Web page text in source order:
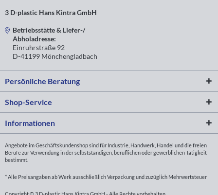
3 D-plastic Hans Kintra GmbH
Betriebsstätte & Liefer-/
Abholadresse:
Einruhrstraße 92
D-41199 Mönchengladbach
Persönliche Beratung
Shop-Service
Informationen
Angebote im Geschäftskundenshop sind für Industrie, Handwerk, Handel und die freien
Berufe zur Verwendung in der selbstständigen, beruflichen oder gewerblichen Tätigkeit
bestimmt.
* Alle Preisangaben ab Werk ausschließlich Verpackung und zuzüglich Mehrwertsteuer